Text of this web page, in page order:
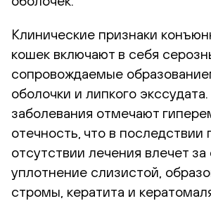
Клинические признаки
кошек включают в себя
сопровождаемые
оболочки и липкого
заболевания отмечают
отечность, что в последствии
отсутствии лечения влечет за
уплотнение слизистой,
стромы, кератита и